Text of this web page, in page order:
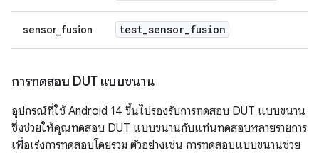
sensor_fusion test_sensor_fusion
การทดสอบ DUT แบบขนาน
อุปกรณ์ที่ใช้ Android 14 ขึ้นไปรองรับการทดสอบ DUT แบบขนาน
ซึ่งช่วยให้คุณทดสอบ DUT แบบขนานกับแท่นทดสอบหลายรายการ
เพื่อเร่งการทดสอบโดยรวม ตัวอย่างเช่น การทดสอบแบบขนานช่วย